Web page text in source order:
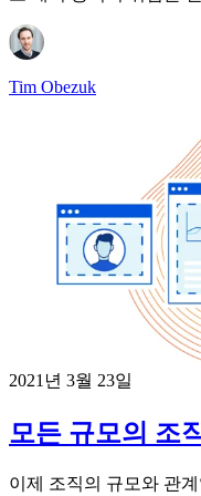
Tim Obezuk
2021년 3월 23일
모든 규모의 조
이제 조직의 규모와 관